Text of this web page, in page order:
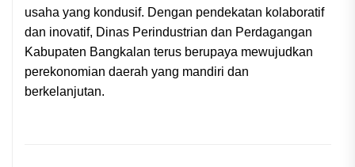
usaha yang kondusif. Dengan pendekatan kolaboratif
dan inovatif, Dinas Perindustrian dan Perdagangan
Kabupaten Bangkalan terus berupaya mewujudkan
perekonomian daerah yang mandiri dan
berkelanjutan.